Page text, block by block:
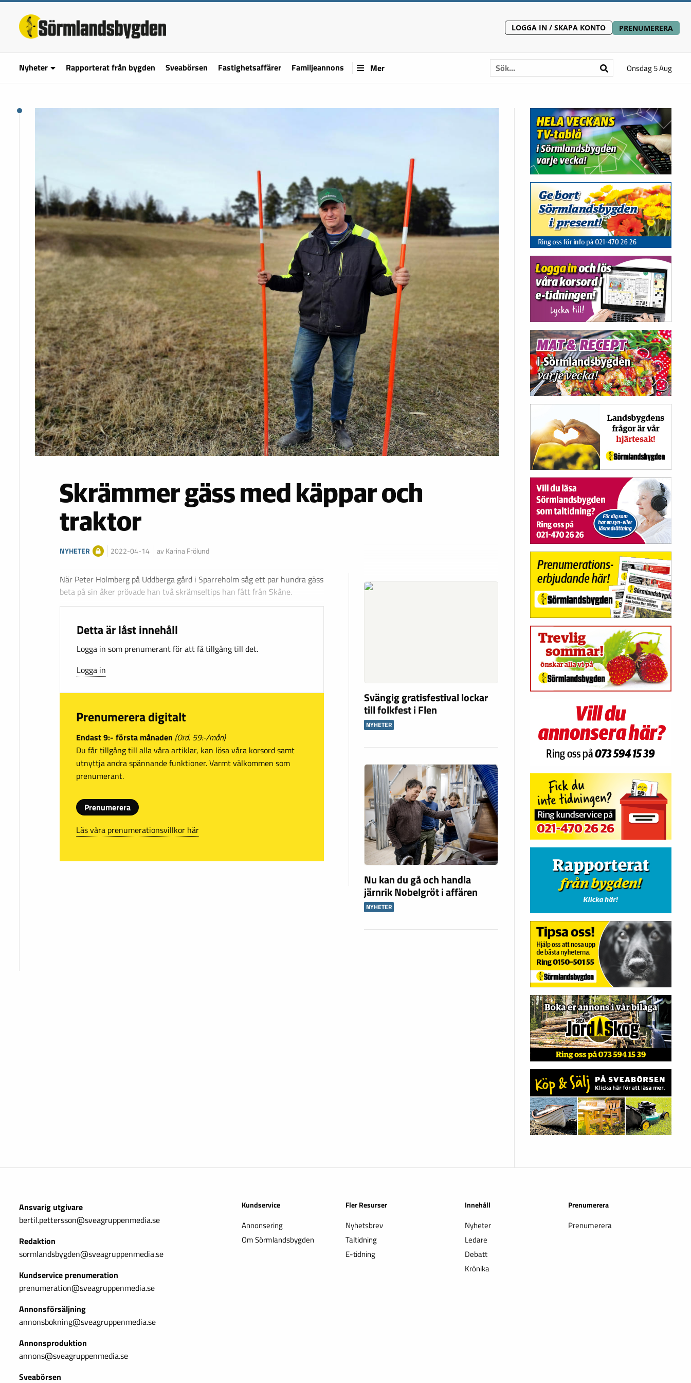
LOGGA IN / SKAPA KONTO PRENUMERERA
Nyheter Rapporterat från bygden Sveabörsen Fastighetsaffärer Familjeannons Mer Onsdag 5 Aug
Skrämmer gäss med käppar och
traktor
NYHETER 2022-04-14 av Karina Frölund
När Peter Holmberg på Uddberga gård i Sparreholm såg ett par hundra gäss
beta på sin åker prövade han två skrämseltips han fått från Skåne.
Detta är låst innehåll
Logga in som prenumerant för att få tillgång till det.
Logga in
Prenumerera digitalt
Endast 9:- första månaden (Ord. 59:-/mån)
Du får tillgång till alla våra artiklar, kan lösa våra korsord samt
utnyttja andra spännande funktioner. Varmt välkommen som
prenumerant.
Prenumerera
Läs våra prenumerationsvillkor här
Svängig gratisfestival lockar
till folkfest i Flen
NYHETER
Nu kan du gå och handla
järnrik Nobelgröt i affären
NYHETER
Ansvarig utgivare
bertil.pettersson@sveagruppenmedia.se
Redaktion
sormlandsbygden@sveagruppenmedia.se
Kundservice prenumeration
prenumeration@sveagruppenmedia.se
Annonsförsäljning
annonsbokning@sveagruppenmedia.se
Annonsproduktion
annons@sveagruppenmedia.se
Sveabörsen
Kundservice
Annonsering
Om Sörmlandsbygden
Fler Resurser
Nyhetsbrev
Taltidning
E-tidning
Innehåll
Nyheter
Ledare
Debatt
Krönika
Prenumerera
Prenumerera